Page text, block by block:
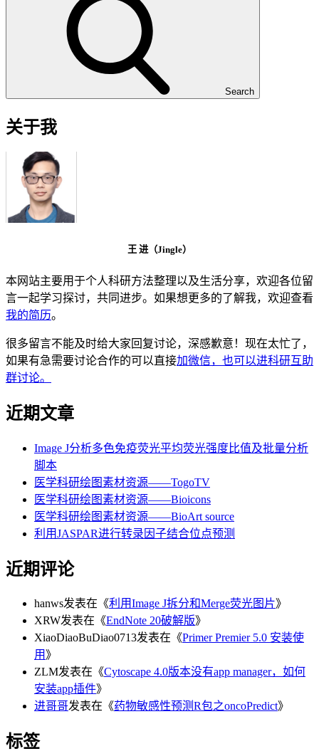
Search
关于我
王 进（Jingle）
本网站主要用于个人科研方法整理以及生活分享，欢迎各位留
言一起学习探讨，共同进步。如果想更多的了解我，欢迎查看
我的简历。
很多留言不能及时给大家回复讨论，深感歉意！现在太忙了，
如果有急需要讨论合作的可以直接加微信，也可以进科研互助
群讨论。
近期文章
Image J分析多色免疫荧光平均荧光强度比值及批量分析
脚本
医学科研绘图素材资源——TogoTV
医学科研绘图素材资源——Bioicons
医学科研绘图素材资源——BioArt source
利用JASPAR进行转录因子结合位点预测
近期评论
hanws发表在《利用Image J拆分和Merge荧光图片》
XRW发表在《EndNote 20破解版》
XiaoDiaoBuDiao0713发表在《Primer Premier 5.0 安装使
用 》
ZLM发表在《Cytoscape 4.0版本没有app manager，如何
安装app插件》
进哥哥发表在《药物敏感性预测R包之oncoPredict》
标签